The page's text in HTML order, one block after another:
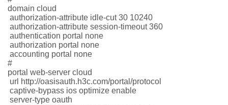
domain cloud
authorization-attribute idle-cut 30 10240
authorization-attribute session-timeout 360
authentication portal none
authorization portal none
accounting portal none
#
portal web-server cloud
url http://oasisauth.h3c.com/portal/protocol
captive-bypass ios optimize enable
server-type oauth